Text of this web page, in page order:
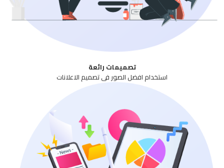
تصميمات رائعة
استخدام افضل الصور فى تصميم الاعلانات